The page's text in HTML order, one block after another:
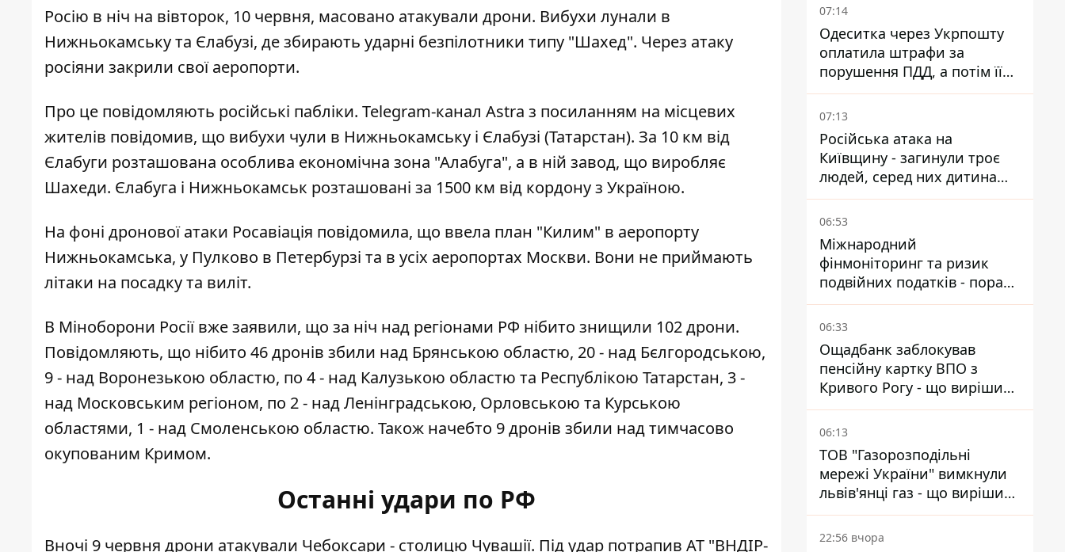
Росію в ніч на вівторок, 10 червня, масовано атакували дрони. Вибухи лунали в
Нижньокамську та Єлабузі, де збирають ударні безпілотники типу "Шахед". Через атаку
росіяни закрили свої аеропорти.
Про це повідомляють російські пабліки. Telegram-канал Astra з посиланням на місцевих
жителів повідомив, що вибухи чули в Нижньокамську і Єлабузі (Татарстан). За 10 км від
Єлабуги розташована особлива економічна зона "Алабуга", а в ній завод, що виробляє
Шахеди. Єлабуга і Нижньокамськ розташовані за 1500 км від кордону з Україною.
На фоні дронової атаки Росавіація повідомила, що ввела план "Килим" в аеропорту
Нижньокамська, у Пулково в Петербурзі та в усіх аеропортах Москви. Вони не приймають
літаки на посадку та виліт.
В Міноборони Росії вже заявили, що за ніч над регіонами РФ нібито знищили 102 дрони.
Повідомляють, що нібито 46 дронів збили над Брянською областю, 20 - над Бєлгородською,
9 - над Воронезькою областю, по 4 - над Калузькою областю та Республікою Татарстан, 3 -
над Московським регіоном, по 2 - над Ленінградською, Орловською та Курською
областями, 1 - над Смоленською областю. Також начебто 9 дронів збили над тимчасово
окупованим Кримом.
Останні удари по РФ
Вночі 9 червня дрони атакували Чебоксари - столицю Чувашії. Під удар потрапив АТ "ВНДІР-
07:14
Одеситка через Укрпошту
оплатила штрафи за
порушення ПДД, а потім її
рахунки заблокували - в
чому причина і що вирішив
07:13
Російська атака на
Київщину - загинули троє
людей, серед них дитина
2022 року народження
06:53
Міжнародний
фінмоніторинг та ризик
подвійних податків - поради
українцям в Польщі
06:33
Ощадбанк заблокував
пенсійну картку ВПО з
Кривого Рогу - що вирішив
суд
06:13
ТОВ "Газорозподільні
мережі України" вимкнули
львів'янці газ - що вирішив
суд
22:56 вчора